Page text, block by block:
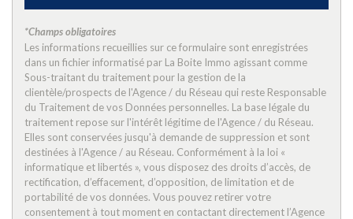
Habitants de moins de 25 ans
Habitants de 25 à 55 ans
Habitants de plus de 55 ans
Nombre d'enfants par famille
Familles sans enfant
51,97 %
Familles avec 1 ou 2 enfants
Maisons
26,15 %
Appartements
73,85 %
*Champs obligatoires
Les informations recueillies sur ce formulaire sont enregistrées
dans un fichier informatisé par La Boite Immo agissant comme
Sous-traitant du traitement pour la gestion de la
clientèle/prospects de l'Agence / du Réseau qui reste Responsable
du Traitement de vos Données personnelles. La base légale du
traitement repose sur l'intérêt légitime de l'Agence / du Réseau.
Elles sont conservées jusqu'à demande de suppression et sont
destinées à l'Agence / au Réseau. Conformément à la loi «
informatique et libertés », vous disposez des droits d’accès, de
rectification, d’effacement, d’opposition, de limitation et de
portabilité de vos données. Vous pouvez retirer votre
consentement à tout moment en contactant directement l’Agence